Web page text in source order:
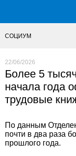
СОЦИУМ
22/06/2026
Более 5
начала года
трудовые
По данным
почти в два раза
прошлого года.